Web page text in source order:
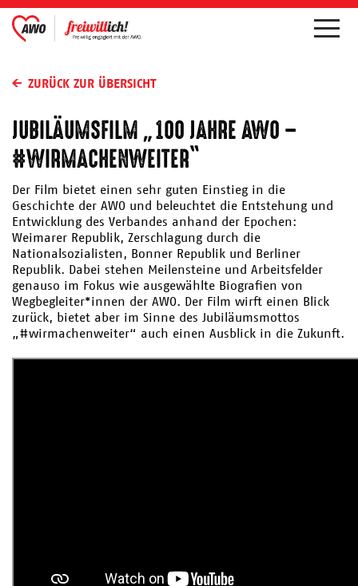
ZURÜCK ZUR ÜBERSICHT
JUBILÄUMSFILM „100 JAHRE AWO –
#WIRMACHENWEITER“
Der Film bietet einen sehr guten Einstieg in die
Geschichte der AWO und beleuchtet die Entstehung und
Entwicklung des Verbandes anhand der Epochen:
Weimarer Republik, Zerschlagung durch die
Nationalsozialisten, Bonner Republik und Berliner
Republik. Dabei stehen Meilensteine und Arbeitsfelder
genauso im Fokus wie ausgewählte Biografien von
Wegbegleiter*innen der AWO. Der Film wirft einen Blick
zurück, bietet aber im Sinne des Jubiläumsmottos
„#wirmachenweiter“ auch einen Ausblick in die Zukunft.